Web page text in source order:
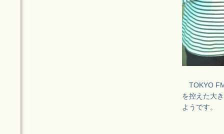
TOKYO
を控えた大
ようです。